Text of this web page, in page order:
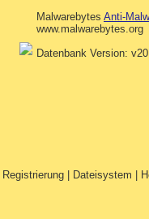
Malwarebytes Anti-
www.malwarebytes.org
Datenbank Version:
| Dateisystem |